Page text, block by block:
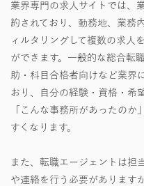
業界専門の求人サイトでは、
約されており、勤務地、業務
ィルタリングして複数の求人
ができます。一般的な総合転
助・科目合格者向けなど業界
おり、自分の経験・資格・希
「こんな事務所があったの
すくなります。
また、転職エージェントは担
や連絡を行う必要があります